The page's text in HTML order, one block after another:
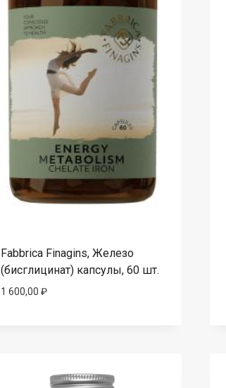
Fabbrica Finagins, Железо
(бисглицинат) капсулы, 60 шт.
1 600,00 ₽